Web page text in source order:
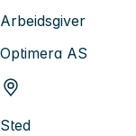
Arbeidsgiver
Optimera AS
Sted